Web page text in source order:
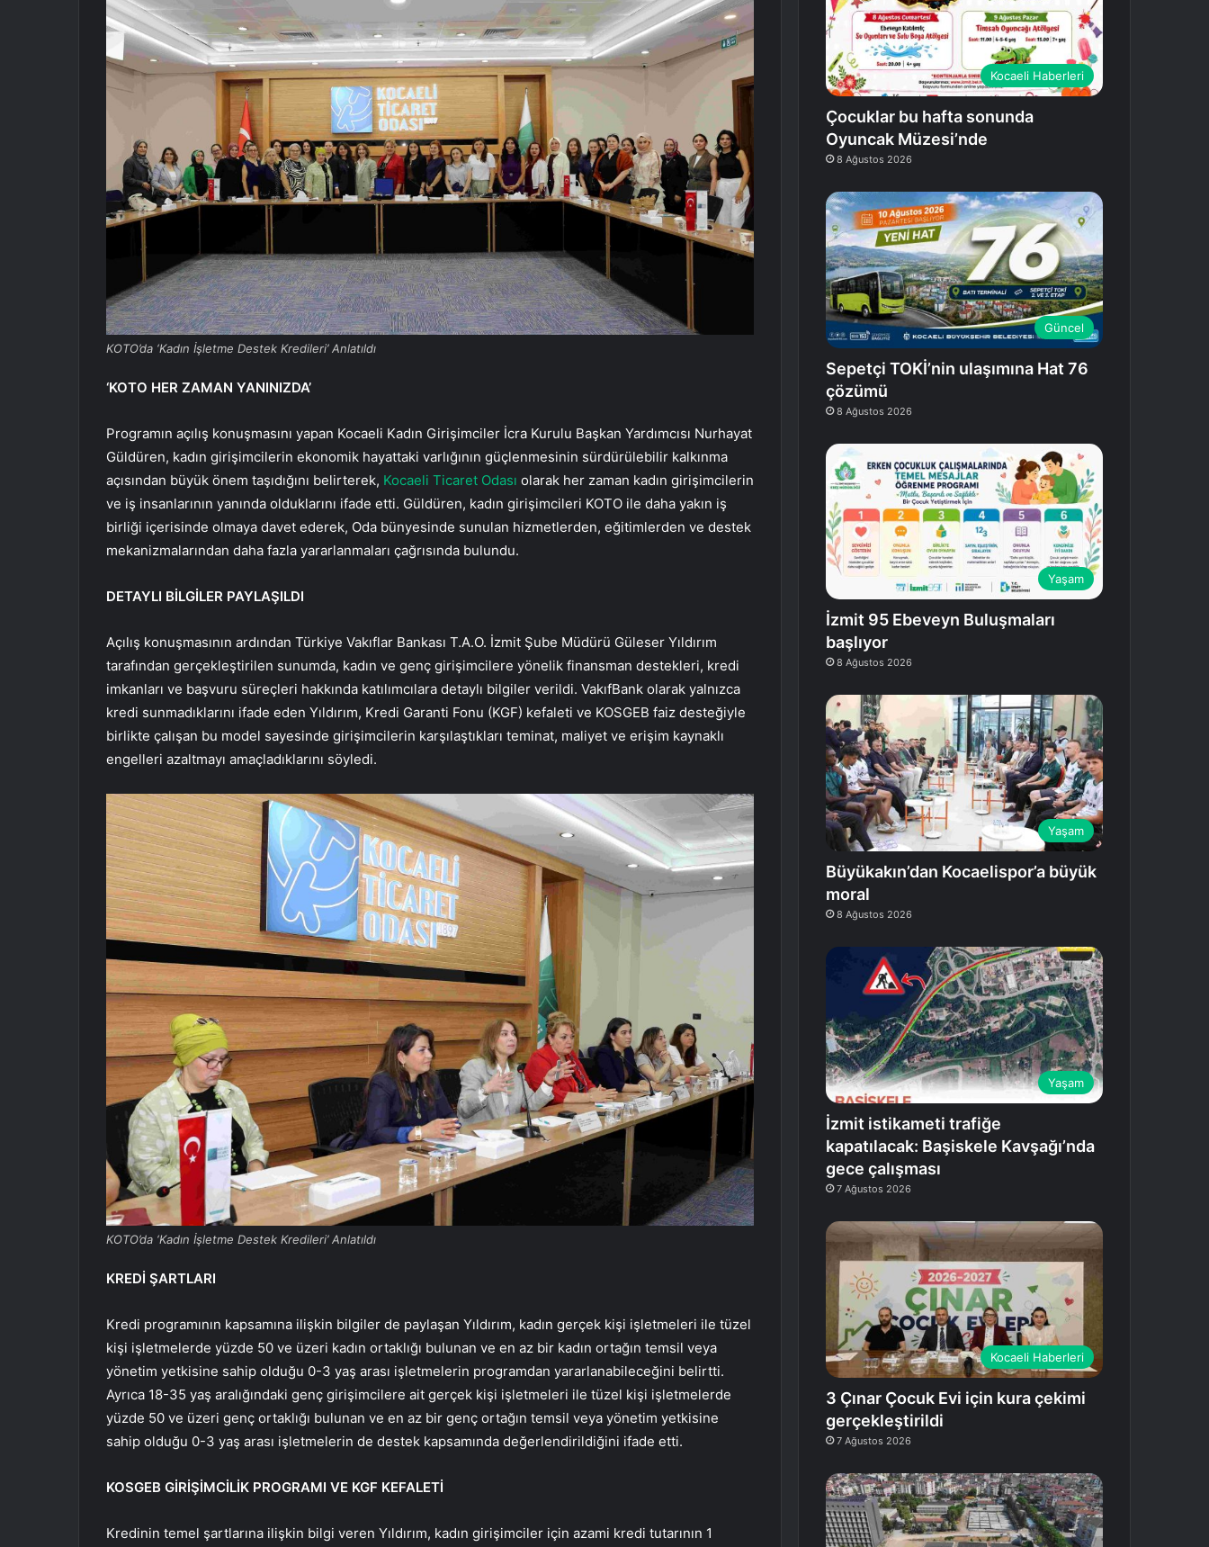
KOTO’da ‘Kadın İşletme Destek Kredileri’ Anlatıldı
‘KOTO HER ZAMAN YANINIZDA’
Programın açılış konuşmasını yapan Kocaeli Kadın Girişimciler İcra Kurulu Başkan Yardımcısı Nurhayat
Güldüren, kadın girişimcilerin ekonomik hayattaki varlığının güçlenmesinin sürdürülebilir kalkınma
açısından büyük önem taşıdığını belirterek, Kocaeli Ticaret Odası olarak her zaman kadın girişimcilerin
ve iş insanlarının yanında olduklarını ifade etti. Güldüren, kadın girişimcileri KOTO ile daha yakın iş
birliği içerisinde olmaya davet ederek, Oda bünyesinde sunulan hizmetlerden, eğitimlerden ve destek
mekanizmalarından daha fazla yararlanmaları çağrısında bulundu.
DETAYLI BİLGİLER PAYLAŞILDI
Açılış konuşmasının ardından Türkiye Vakıflar Bankası T.A.O. İzmit Şube Müdürü Güleser Yıldırım
tarafından gerçekleştirilen sunumda, kadın ve genç girişimcilere yönelik finansman destekleri, kredi
imkanları ve başvuru süreçleri hakkında katılımcılara detaylı bilgiler verildi. VakıfBank olarak yalnızca
kredi sunmadıklarını ifade eden Yıldırım, Kredi Garanti Fonu (KGF) kefaleti ve KOSGEB faiz desteğiyle
birlikte çalışan bu model sayesinde girişimcilerin karşılaştıkları teminat, maliyet ve erişim kaynaklı
engelleri azaltmayı amaçladıklarını söyledi.
KOTO’da ‘Kadın İşletme Destek Kredileri’ Anlatıldı
KREDİ ŞARTLARI
Kredi programının kapsamına ilişkin bilgiler de paylaşan Yıldırım, kadın gerçek kişi işletmeleri ile tüzel
kişi işletmelerde yüzde 50 ve üzeri kadın ortaklığı bulunan ve en az bir kadın ortağın temsil veya
yönetim yetkisine sahip olduğu 0-3 yaş arası işletmelerin programdan yararlanabileceğini belirtti.
Ayrıca 18-35 yaş aralığındaki genç girişimcilere ait gerçek kişi işletmeleri ile tüzel kişi işletmelerde
yüzde 50 ve üzeri genç ortaklığı bulunan ve en az bir genç ortağın temsil veya yönetim yetkisine
sahip olduğu 0-3 yaş arası işletmelerin de destek kapsamında değerlendirildiğini ifade etti.
KOSGEB GİRİŞİMCİLİK PROGRAMI VE KGF KEFALETİ
Kredinin temel şartlarına ilişkin bilgi veren Yıldırım, kadın girişimciler için azami kredi tutarının 1
Kocaeli Haberleri
Çocuklar bu hafta sonunda
Oyuncak Müzesi’nde
8 Ağustos 2026
Güncel
Sepetçi TOKİ’nin ulaşımına Hat 76
çözümü
8 Ağustos 2026
Yaşam
İzmit 95 Ebeveyn Buluşmaları
başlıyor
8 Ağustos 2026
Yaşam
Büyükakın’dan Kocaelispor’a büyük
moral
8 Ağustos 2026
Yaşam
İzmit istikameti trafiğe
kapatılacak: Başiskele Kavşağı’nda
gece çalışması
7 Ağustos 2026
Kocaeli Haberleri
3 Çınar Çocuk Evi için kura çekimi
gerçekleştirildi
7 Ağustos 2026